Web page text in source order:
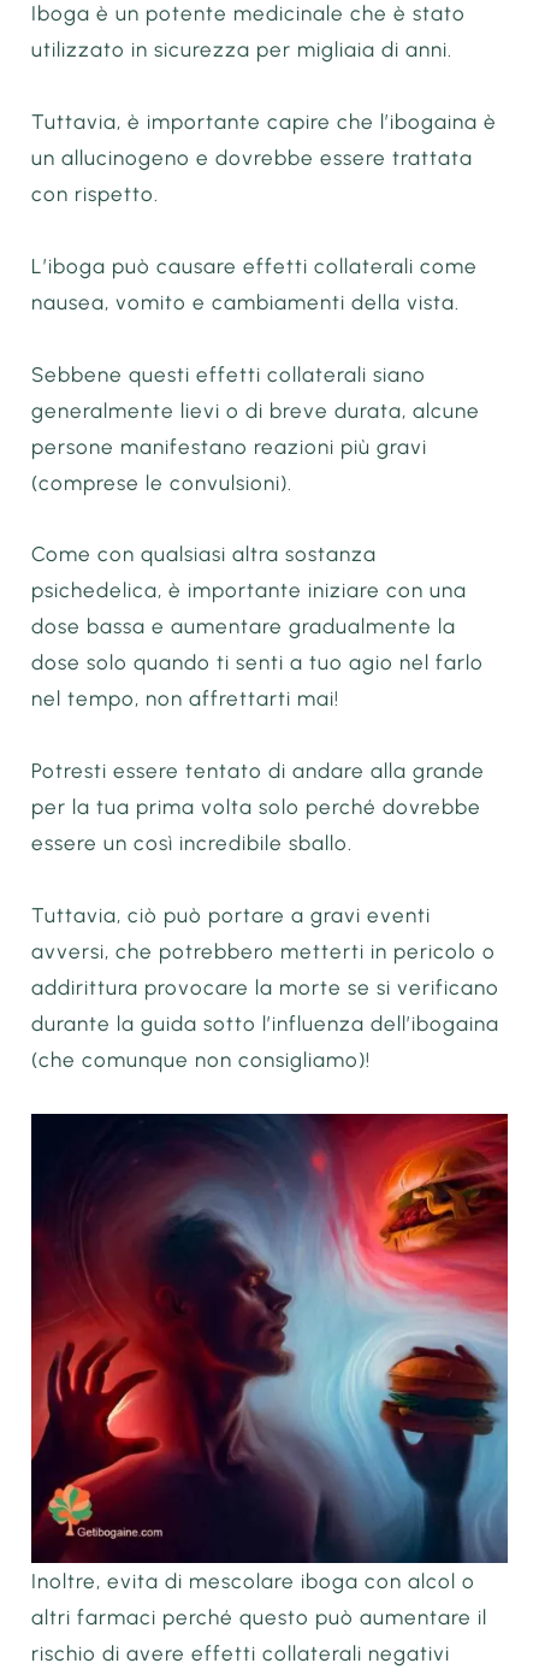
Iboga è un potente medicinale che è stato
utilizzato in sicurezza per migliaia di anni.
Tuttavia, è importante capire che l’ibogaina è
un allucinogeno e dovrebbe essere trattata
con rispetto.
L’iboga può causare effetti collaterali come
nausea, vomito e cambiamenti della vista.
Sebbene questi effetti collaterali siano
generalmente lievi o di breve durata, alcune
persone manifestano reazioni più gravi
(comprese le convulsioni).
Come con qualsiasi altra sostanza
psichedelica, è importante iniziare con una
dose bassa e aumentare gradualmente la
dose solo quando ti senti a tuo agio nel farlo
nel tempo, non affrettarti mai!
Potresti essere tentato di andare alla grande
per la tua prima volta solo perché dovrebbe
essere un così incredibile sballo.
Tuttavia, ciò può portare a gravi eventi
avversi, che potrebbero metterti in pericolo o
addirittura provocare la morte se si verificano
durante la guida sotto l’influenza dell’ibogaina
(che comunque non consigliamo)!
Inoltre, evita di mescolare iboga con alcol o
altri farmaci perché questo può aumentare il
rischio di avere effetti collaterali negativi